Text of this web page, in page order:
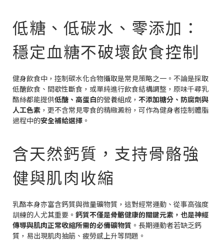
低糖、低碳水、零添加：
穩定血糖不破壞飲食控制
健身飲食中，控制碳水化合物攝取是常見策略之一。不論是採取
低醣飲食、間歇性斷食，或單純進行飲食結構調整，原味千尋乳
酪絲都能提供低醣、高蛋白的營養組成， 不添加糖分、防腐劑與
人工色素 ，更不含常見零食的精緻澱粉，可作為健身者控制體脂
過程中的安全補給選擇 。
含天然鈣質，支持骨骼強
健與肌肉收縮
乳酪本身亦富含鈣質與微量礦物質，這對經常運動、從事高強度
訓練的人尤其重要。 鈣質不僅是骨骼健康的關鍵元素，也是神經
傳導與肌肉正常收縮所需的必備礦物質 。長期運動者若缺乏鈣
質，易出現肌肉抽筋、疲勞感上升等問題。